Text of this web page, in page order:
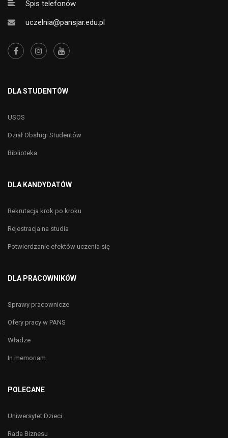
Spis telefonów
uczelnia@pansjar.edu.pl
DLA STUDENTÓW
USOS
Dział Obsługi Studentów
Biblioteka
DLA KANDYDATÓW
Rekrutacja krok po kroku
Rejestracja na studia
Potwierdzanie efektów uczenia się
DLA PRACOWNIKÓW
Sprawy pracownicze
Ofery pracy w PANS
Władze
In memoriam
POLECANE
Uniwersytet Dzieci
Rada Biznesu